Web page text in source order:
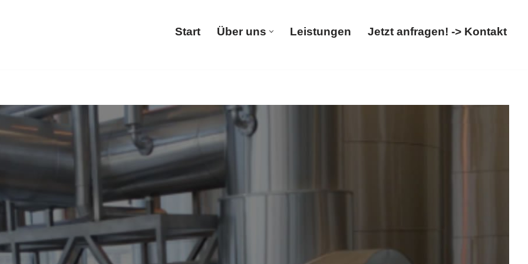
Start Über uns Leistungen Jetzt anfragen! -> Kontakt